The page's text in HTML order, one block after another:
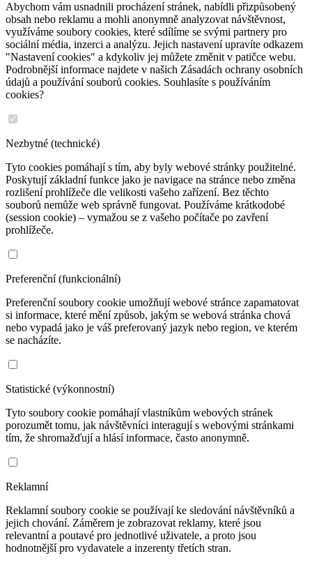
Abychom vám usnadnili procházení stránek, nabídli přizpůsobený
obsah nebo reklamu a mohli anonymně analyzovat návštěvnost,
využíváme soubory cookies, které sdílíme se svými partnery pro
sociální média, inzerci a analýzu. Jejich nastavení upravíte odkazem
"Nastavení cookies" a kdykoliv jej můžete změnit v patičce webu.
Podrobnější informace najdete v našich Zásadách ochrany osobních
údajů a používání souborů cookies. Souhlasíte s používáním
cookies?
Nezbytné (technické)
Tyto cookies pomáhají s tím, aby byly webové stránky použitelné.
Poskytují základní funkce jako je navigace na stránce nebo změna
rozlišení prohlížeče dle velikosti vašeho zařízení. Bez těchto
souborů nemůže web správně fungovat. Používáme krátkodobé
(session cookie) – vymažou se z vašeho počítače po zavření
prohlížeče.
Preferenční (funkcionální)
Preferenční soubory cookie umožňují webové stránce zapamatovat
si informace, které mění způsob, jakým se webová stránka chová
nebo vypadá jako je váš preferovaný jazyk nebo region, ve kterém
se nacházíte.
Statistické (výkonnostní)
Tyto soubory cookie pomáhají vlastníkům webových stránek
porozumět tomu, jak návštěvníci interagují s webovými stránkami
tím, že shromažďují a hlásí informace, často anonymně.
Reklamní
Reklamní soubory cookie se používají ke sledování návštěvníků a
jejich chování. Záměrem je zobrazovat reklamy, které jsou
relevantní a poutavé pro jednotlivé uživatele, a proto jsou
hodnotnější pro vydavatele a inzerenty třetích stran.